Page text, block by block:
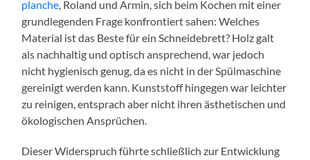
planche, Roland und Armin, sich beim Kochen mit einer
grundlegenden Frage konfrontiert sahen: Welches
Material ist das Beste für ein Schneidebrett? Holz galt
als nachhaltig und optisch ansprechend, war jedoch
nicht hygienisch genug, da es nicht in der Spülmaschine
gereinigt werden kann. Kunststoff hingegen war leichter
zu reinigen, entsprach aber nicht ihren ästhetischen und
ökologischen Ansprüchen.
Dieser Widerspruch führte schließlich zur Entwicklung